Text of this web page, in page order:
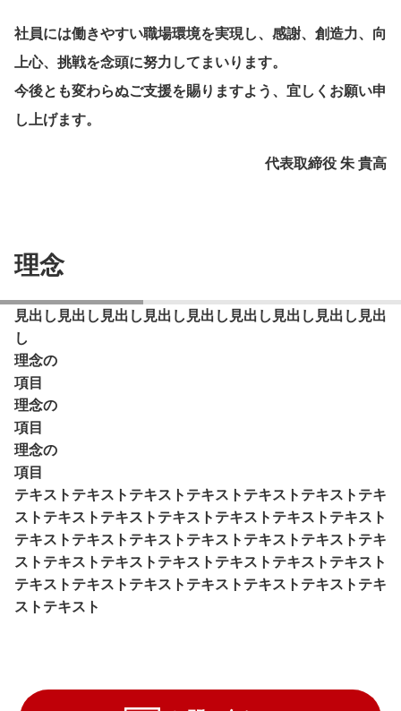
社員には働きやすい職場環境を実現し、感謝、創造力、向
上心、挑戦を念頭に努力してまいります。
今後とも変わらぬご支援を賜りますよう、宜しくお願い申
し上げます。
代表取締役 朱 貴高
理念
見出し見出し見出し見出し見出し見出し見出し見出し見出
し
理念の
項目
理念の
項目
理念の
項目
テキストテキストテキストテキストテキストテキストテキ
ストテキストテキストテキストテキストテキストテキスト
テキストテキストテキストテキストテキストテキストテキ
ストテキストテキストテキストテキストテキストテキスト
テキストテキストテキストテキストテキストテキストテキ
ストテキスト